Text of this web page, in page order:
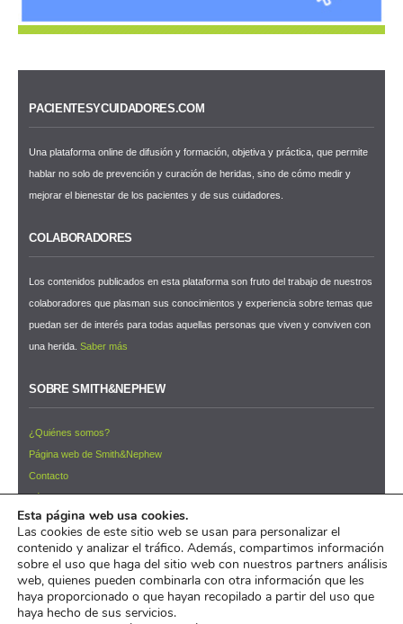
PACIENTESYCUIDADORES.COM
Una plataforma online de difusión y formación, objetiva y práctica, que permite
hablar no solo de prevención y curación de heridas, sino de cómo medir y
mejorar el bienestar de los pacientes y de sus cuidadores.
COLABORADORES
Los contenidos publicados en esta plataforma son fruto del trabajo de nuestros
colaboradores que plasman sus conocimientos y experiencia sobre temas que
puedan ser de interés para todas aquellas personas que viven y conviven con
una herida.Saber más
SOBRE SMITH&NEPHEW
¿Quiénes somos?
Página web de Smith&Nephew
Contacto
Términos y condiciones de uso
NEWSLETTER ¡Suscríbete ahora!
© 2026 Pacientes y Cuidadores™
pacientesycuidadores.com es un iniciativa deSmith&Nephew
Esta página web usa cookies.
Las cookies de este sitio web se usan para personalizar el
contenido y analizar el tráfico. Además, compartimos información
sobre el uso que haga del sitio web con nuestros partners análisis
web, quienes pueden combinarla con otra información que les
haya proporcionado o que hayan recopilado a partir del uso que
haya hecho de sus servicios.